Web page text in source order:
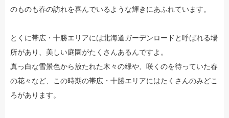
のものも春の訪れを喜んでいるような輝きにあふれています。
とくに帯広・十勝エリアには北海道ガーデンロードと呼ばれる場
所があり、美しい庭園がたくさんあるんですよ。
真っ白な雪景色から放たれた木々の緑や、咲くのを待っていた春
の花々など、この時期の帯広・十勝エリアにはたくさんのみどこ
ろがあります。